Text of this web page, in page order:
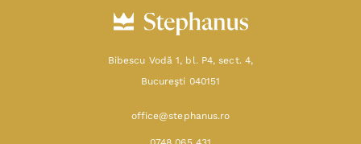
Bibescu Vodă 1, bl. P4, sect. 4,
Bucureşti 040151
office@stephanus.ro